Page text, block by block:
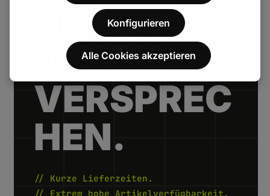
UNSER.
FENAU.
VERSPREC
HEN.
// Kurze Lieferzeiten.
// Extrem hohe Artikelverfügbarkeit.
Konfigurieren
Alle Cookies akzeptieren